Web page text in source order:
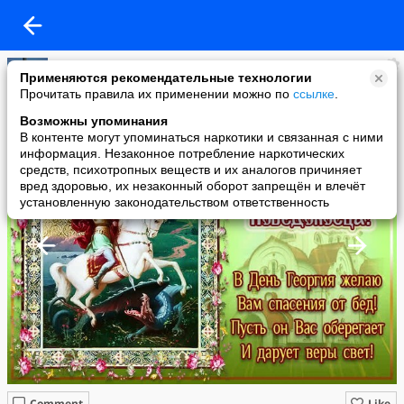
Применяются рекомендательные технологии
Прочитать правила их применении можно по ссылке
Возможны упоминания
В контенте могут упоминаться наркотики и связанная с ними
информация. Незаконное потребление наркотических
средств, психотропных веществ и их аналогов причиняет
вред здоровью, их незаконный оборот запрещён и влечёт
установленную законодательством ответственность
Надежда Крючкова
added a photo
06 May в 15:36